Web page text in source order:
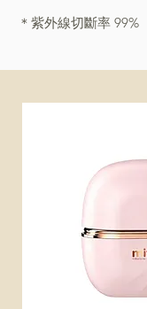
＊紫外線切斷率 99%